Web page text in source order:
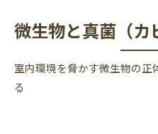
微生物と真菌（カ
室内環境を脅かす微生物の
る